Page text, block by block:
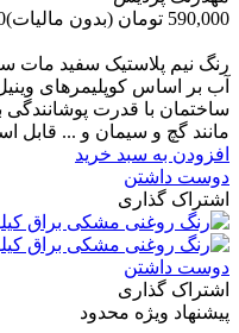
590,000 تومان
(بدون مالیات)
رنگ نیم پلاستیک سفید مات
آب بر اساس کوپلیمرهای
ساختمان با قدرت
مانند گچ و سیمان و ... قابل
افزودن به سبد خرید
دوست داشتن
اشتراک گذاری
دوست داشتن
اشتراک گذاری
پیشنهاد ویژه محدود